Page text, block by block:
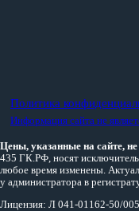
Политика
Информация сайта не
Цены, указанные на сайте,
435 ГК.РФ, носят
любое время изменены.
у администратора в
Лицензия: Л 041-01162-50/